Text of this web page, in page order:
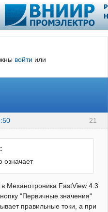
войти или
21
означает
в Механотроника FastView 4.3
"Первичные значения"
правильные токи, а при